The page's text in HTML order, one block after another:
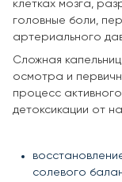
клетках мозга,
головные боли,
артериального
Сложная
осмотра и
процесс
детоксикации от
солевого